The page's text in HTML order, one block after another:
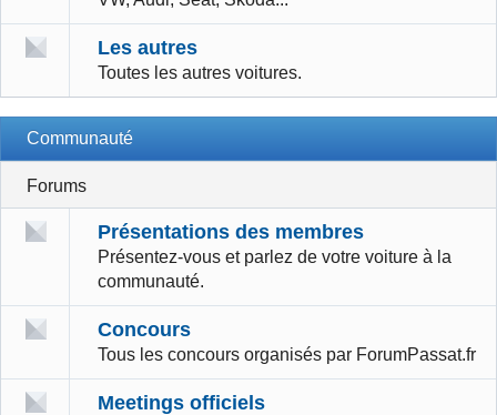
Les autres
Toutes les autres voitures.
Communauté
Forums
Présentations des membres
Présentez-vous et parlez de votre voiture à la
communauté.
Concours
Tous les concours organisés par ForumPassat.fr
Meetings officiels